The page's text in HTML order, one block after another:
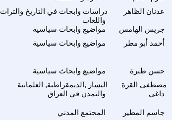
دراسات وابحاث في التاريخ والتراث
واللغات
عدنان الظاهر
مواضيع وابحاث سياسية جريس الهامس
مواضيع وابحاث سياسية
أحمد أبو مطر
مواضيع وابحاث سياسية حسن طبرة
اليسار ,الديمقراطية, العلمانية
والتمدن في العراق
مصطفى القرة
داغي
المجتمع المدني جاسم المطير